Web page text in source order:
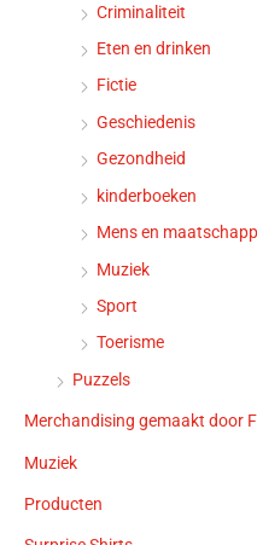
Criminaliteit
Eten en drinken
Fictie
Geschiedenis
Gezondheid
kinderboeken
Mens en
Muziek
Sport
Toerisme
Puzzels
Merchandising gemaakt door
Muziek
Producten